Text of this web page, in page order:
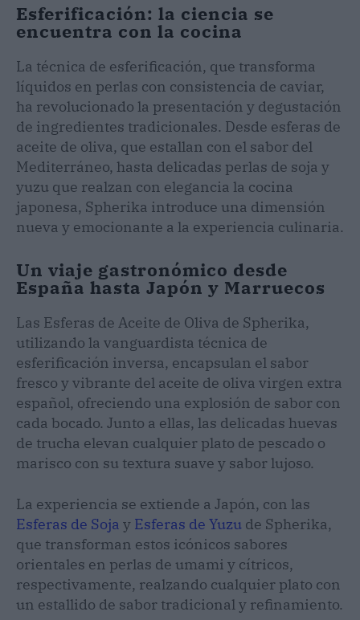
Esferificación: la ciencia se
encuentra con la cocina
La técnica de esferificación, que transforma
líquidos en perlas con consistencia de caviar,
ha revolucionado la presentación y degustación
de ingredientes tradicionales. Desde esferas de
aceite de oliva, que estallan con el sabor del
Mediterráneo, hasta delicadas perlas de soja y
yuzu que realzan con elegancia la cocina
japonesa, Spherika introduce una dimensión
nueva y emocionante a la experiencia culinaria.
Un viaje gastronómico desde
España hasta Japón y Marruecos
Las Esferas de Aceite de Oliva de Spherika,
utilizando la vanguardista técnica de
esferificación inversa, encapsulan el sabor
fresco y vibrante del aceite de oliva virgen extra
español, ofreciendo una explosión de sabor con
cada bocado. Junto a ellas, las delicadas huevas
de trucha elevan cualquier plato de pescado o
marisco con su textura suave y sabor lujoso.
La experiencia se extiende a Japón, con las
Esferas de Soja y Esferas de Yuzu de Spherika,
que transforman estos icónicos sabores
orientales en perlas de umami y cítricos,
respectivamente, realzando cualquier plato con
un estallido de sabor tradicional y refinamiento.